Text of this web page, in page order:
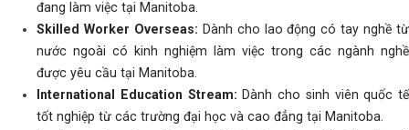
đang làm việc tại Manitoba.
Skilled Worker Overseas: Dành cho lao động có tay nghề từ
nước ngoài có kinh nghiệm làm việc trong các ngành nghề
được yêu cầu tại Manitoba.
International Education Stream: Dành cho sinh viên quốc tế
tốt nghiệp từ các trường đại học và cao đẳng tại Manitoba.